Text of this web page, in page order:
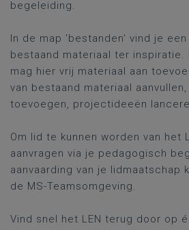
begeleiding.
In de map 'bestanden' vind je
bestaand materiaal ter inspiratie.
mag hier vrij materiaal aan
van bestaand materiaal
toevoegen, projectideeën
Om lid te kunnen worden van het
aanvragen via je pedagogisch
aanvaarding van je lidmaatschap
de MS-Teamsomgeving.
Vind snel het LEN terug door op